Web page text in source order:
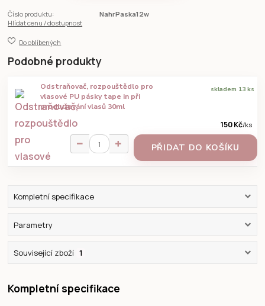
Číslo produktu:
NahrPaska12w
Hlídat cenu / dostupnost
Do oblíbených
Podobné produkty
Odstraňovač, rozpouštědlo pro
vlasové PU pásky tape in při
prodlužování vlasů 30ml
150 Kč/ks
skladem 13 ks
PŘIDAT DO KOŠÍKU
Kompletní specifikace
Parametry
Související zboží 1
Kompletní specifikace